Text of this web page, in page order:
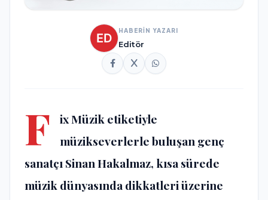
HABERİN YAZARI
Editör
F
ix Müzik etiketiyle
müzikseverlerle buluşan genç
sanatçı Sinan Hakalmaz, kısa sürede
müzik dünyasında dikkatleri üzerine